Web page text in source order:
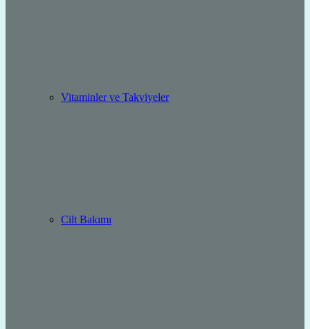
Vitaminler ve Takviyeler
Cilt Bakımı